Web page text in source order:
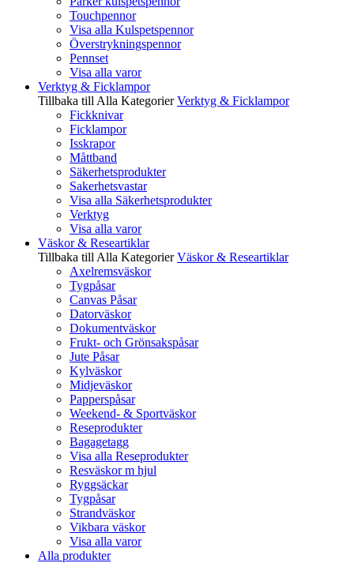
Touchpennor
Visa alla Kulspetspennor
Överstrykningspennor
Pennset
Visa alla varor
Verktyg & Ficklampor
Tillbaka till Alla Kategorier Verktyg & Ficklampor
Fickknivar
Ficklampor
Isskrapor
Måttband
Säkerhetsprodukter
Sakerhetsvastar
Visa alla Säkerhetsprodukter
Verktyg
Visa alla varor
Väskor & Researtiklar
Tillbaka till Alla Kategorier Väskor & Researtiklar
Axelremsväskor
Tygpåsar
Canvas Påsar
Datorväskor
Dokumentväskor
Frukt- och Grönsakspåsar
Jute Påsar
Kylväskor
Midjeväskor
Papperspåsar
Weekend- & Sportväskor
Reseprodukter
Bagagetagg
Visa alla Reseprodukter
Resväskor m hjul
Ryggsäckar
Tygpåsar
Strandväskor
Vikbara väskor
Visa alla varor
Alla produkter